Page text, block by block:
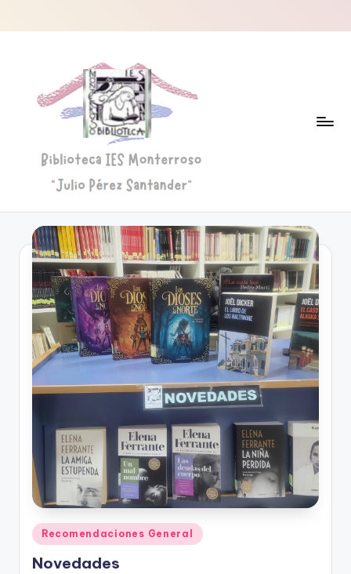
Saltar
b
li
o
t
e
c
Pérez
Santander"
Publicado
en
Recomendaciones General
Novedades